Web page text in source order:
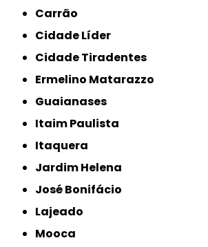
Carrão
Cidade Líder
Cidade Tiradentes
Ermelino Matarazzo
Guaianases
Itaim Paulista
Itaquera
Jardim Helena
José Bonifácio
Lajeado
Mooca